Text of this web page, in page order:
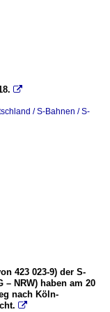

/ S-Bahnen / S-
423 023-9) der S-
NRW) haben am 20
nach Köln-
